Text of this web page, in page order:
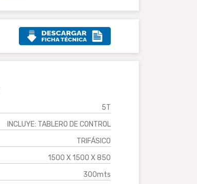
5T
INCLUYE: TABLERO DE CONTROL
TRIFÁSICO
1500 X 1500 X 850
300mts